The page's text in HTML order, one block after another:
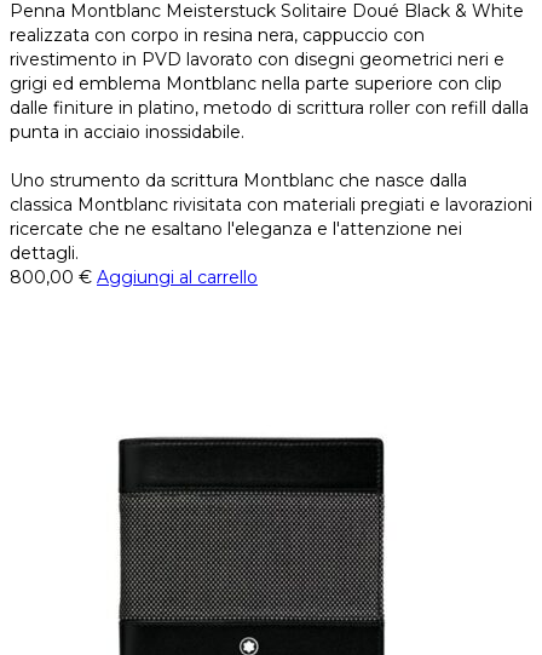
Penna Montblanc Meisterstuck Solitaire Doué Black & White
realizzata con corpo in resina nera, cappuccio con
rivestimento in PVD lavorato con disegni geometrici neri e
grigi ed emblema Montblanc nella parte superiore con clip
dalle finiture in platino, metodo di scrittura roller con refill dalla
punta in acciaio inossidabile.
Uno strumento da scrittura Montblanc che nasce dalla
classica Montblanc rivisitata con materiali pregiati e lavorazioni
ricercate che ne esaltano l'eleganza e l'attenzione nei
dettagli.
800,00 € Aggiungi al carrello